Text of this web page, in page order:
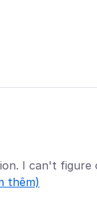
I can't
thêm)